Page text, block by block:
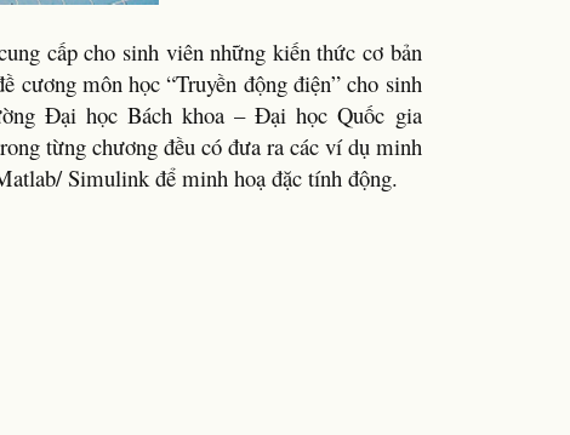
cấp cho sinh viên những kiến thức cơ bản
cương môn học “Truyền động điện” cho sinh
Đại học Bách khoa – Đại học Quốc gia
từng chương đều có đưa ra các ví dụ minh
Simulink để minh hoạ đặc tính động.